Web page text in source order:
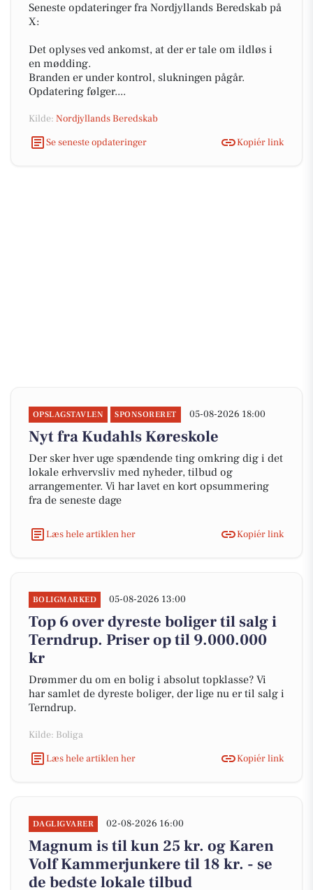
Seneste opdateringer fra Nordjyllands Beredskab på
X:
Det oplyses ved ankomst, at der er tale om ildløs i
en mødding.
Branden er under kontrol, slukningen pågår.
Opdatering følger....
Kilde: Nordjyllands Beredskab
Se seneste opdateringer
Kopiér link
OPSLAGSTAVLEN SPONSORERET 05-08-2026 18:00
Nyt fra Kudahls Køreskole
Der sker hver uge spændende ting omkring dig i det
lokale erhvervsliv med nyheder, tilbud og
arrangementer. Vi har lavet en kort opsummering
fra de seneste dage
Læs hele artiklen her Kopiér link
BOLIGMARKED 05-08-2026 13:00
Top 6 over dyreste boliger til salg i
Terndrup. Priser op til 9.000.000
kr
Drømmer du om en bolig i absolut topklasse? Vi
har samlet de dyreste boliger, der lige nu er til salg i
Terndrup.
Kilde: Boliga
Læs hele artiklen her
Kopiér link
DAGLIGVARER 02-08-2026 16:00
Magnum is til kun 25 kr. og Karen
Volf Kammerjunkere til 18 kr. - se
de bedste lokale tilbud